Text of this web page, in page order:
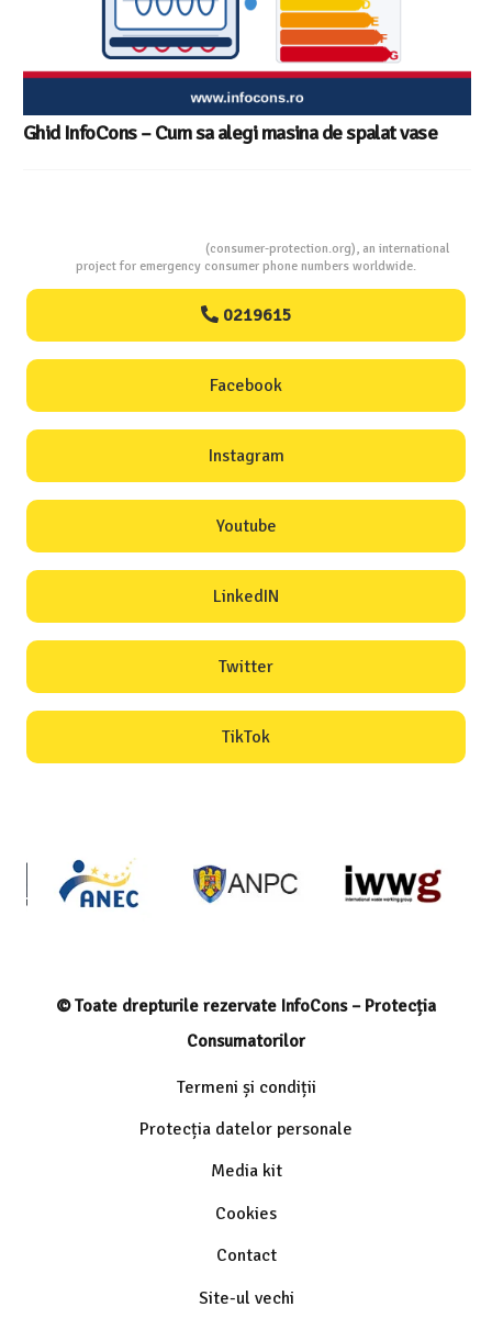
Ghid InfoCons – Cum sa alegi masina de spalat vase
(consumer-protection.org), an international
project for emergency consumer phone numbers worldwide.
0219615
Facebook
Instagram
Youtube
LinkedIN
Twitter
TikTok
© Toate drepturile rezervate InfoCons – Protecția
Consumatorilor
Termeni și condiții
Protecția datelor personale
Media kit
Cookies
Contact
Site-ul vechi